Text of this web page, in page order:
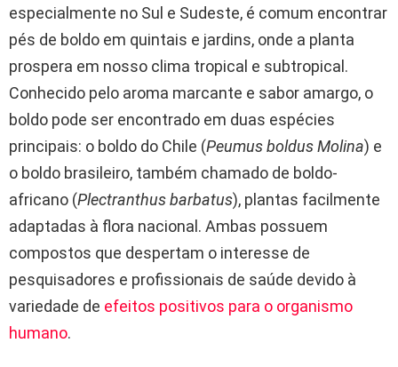
especialmente no Sul e Sudeste, é comum encontrar
pés de boldo em quintais e jardins, onde a planta
prospera em nosso clima tropical e subtropical.
Conhecido pelo aroma marcante e sabor amargo, o
boldo pode ser encontrado em duas espécies
principais: o boldo do Chile (Peumus boldus Molina) e
o boldo brasileiro, também chamado de boldo-
africano (Plectranthus barbatus), plantas facilmente
adaptadas à flora nacional. Ambas possuem
compostos que despertam o interesse de
pesquisadores e profissionais de saúde devido à
variedade de efeitos positivos para o organismo
humano.